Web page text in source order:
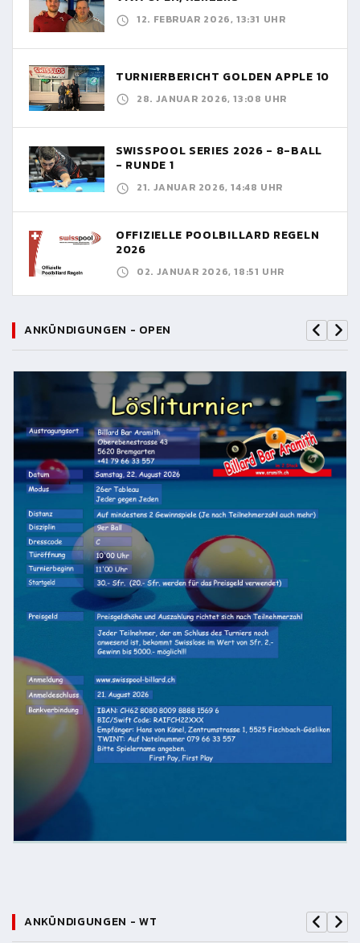
12. FEBRUAR 2026, 13:31 UHR
TURNIERBERICHT GOLDEN APPLE 10
28. JANUAR 2026, 13:08 UHR
SWISSPOOL SERIES 2026 - 8-BALL
- RUNDE 1
21. JANUAR 2026, 14:48 UHR
OFFIZIELLE POOLBILLARD REGELN
2026
02. JANUAR 2026, 18:51 UHR
ANKÜNDIGUNGEN - OPEN
ANKÜNDIGUNGEN - WT